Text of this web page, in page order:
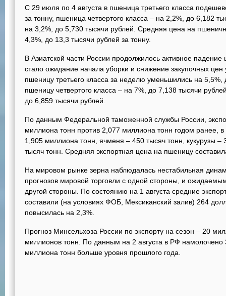
С 29 июля по 4 августа в пшеница третьего класса
за тонну, пшеница четвертого класса – на 2,2%, до 6,182
на 3,2%, до 5,730 тысячи рублей. Средняя цена на
4,3%, до 13,3 тысячи рублей за тонну.
В Азиатской части России продолжилось активное
стало ожидание начала уборки и снижение закупочных
пшеницу третьего класса за неделю уменьшились на 5,5%,
пшеницу четвертого класса – на 7%, до 7,138 тысячи
до 6,859 тысячи рублей.
По данным Федеральной таможенной службы России,
миллиона тонн против 2,077 миллиона тонн годом ранее,
1,905 миллиона тонн, ячменя – 450 тысяч тонн, кукурузы –
тысяч тонн. Средняя экспортная цена на пшеницу
На мировом рынке зерна наблюдалась нестабильная
прогнозов мировой торговли с одной стороны, и
другой стороны. По состоянию на 1 августа средние
составили (на условиях ФОБ, Мексиканский залив) 264
повысилась на 2,3%.
Прогноз Минсельхоза России по экспорту на сезон – 20
миллионов тонн. По данным на 2 августа в РФ намолочено
миллиона тонн больше уровня прошлого года.